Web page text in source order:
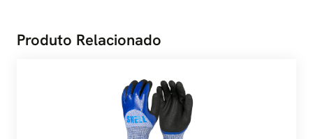
Produto Relacionado